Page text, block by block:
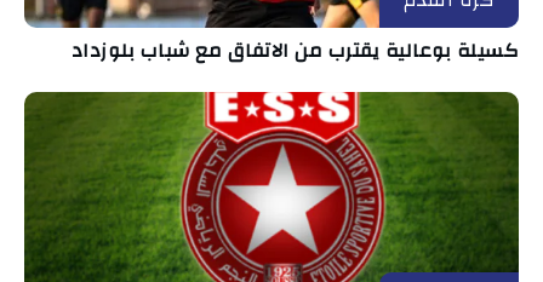
كسيلة بوعالية يقترب من الاتفاق مع شباب بلوزداد